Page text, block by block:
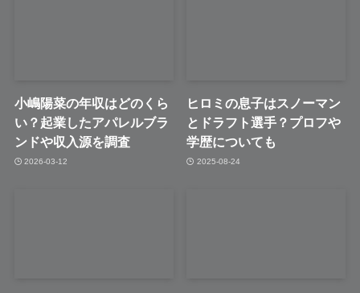
小嶋陽菜の年収はどのくら
い？起業したアパレルブラ
ンドや収入源を調査
2026-03-12
ヒロミの息子はスノーマン
とドラフト選手？プロフや
学歴についても
2025-08-24